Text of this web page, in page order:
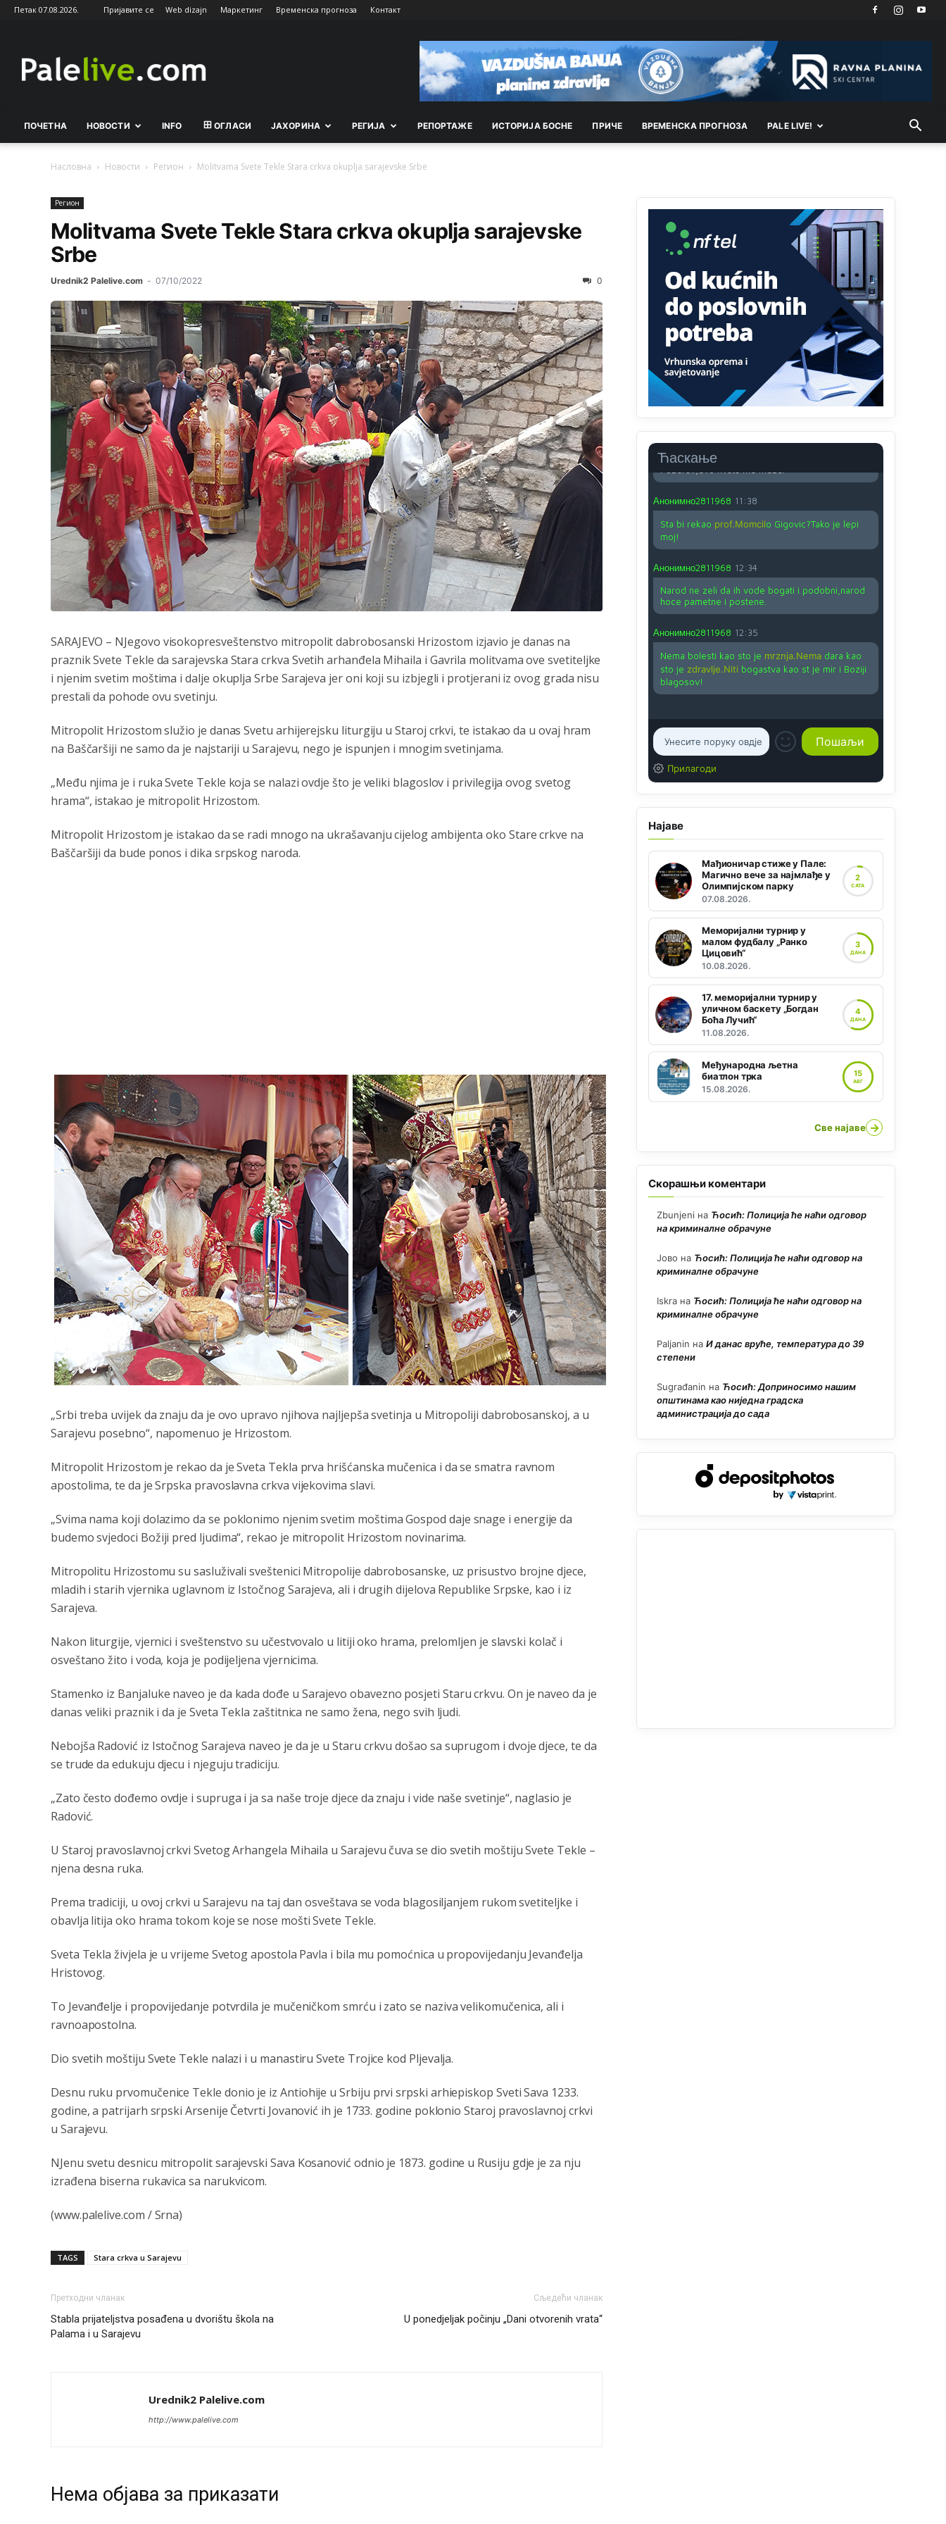
Петак 07.08.2026. Пријавите се Web dizajn Маркетинг Временска прогноза Контакт
ПОЧЕТНА НОВОСТИ INFO ОГЛАСИ ЈАХОРИНА РEГИЈА РEПОРТАЖE ИСТОРИЈА БОСНЕ ПРИЧЕ ВРEМEНСКА ПРОГНОЗА PALE LIVE!
Насловна Новости Рeгион Molitvama Svete Tekle Stara crkva okuplja sarajevske Srbe
Рeгион
Molitvama Svete Tekle Stara crkva okuplja sarajevske
Srbe
Urednik2 Palelive.com - 07/10/2022 0
SARAJEVO – NJegovo visokopresveštenstvo mitropolit dabrobosanski Hrizostom izjavio je danas na
praznik Svete Tekle da sarajevska Stara crkva Svetih arhanđela Mihaila i Gavrila molitvama ove svetiteljke
i njenim svetim moštima i dalje okuplja Srbe Sarajeva jer oni koji su izbjegli i protjerani iz ovog grada nisu
prestali da pohode ovu svetinju.
Mitropolit Hrizostom služio je danas Svetu arhijerejsku liturgiju u Staroj crkvi, te istakao da u ovaj hram
na Baščaršiji ne samo da je najstariji u Sarajevu, nego je ispunjen i mnogim svetinjama.
„Među njima je i ruka Svete Tekle koja se nalazi ovdje što je veliki blagoslov i privilegija ovog svetog
hrama“, istakao je mitropolit Hrizostom.
Mitropolit Hrizostom je istakao da se radi mnogo na ukrašavanju cijelog ambijenta oko Stare crkve na
Baščaršiji da bude ponos i dika srpskog naroda.
„Srbi treba uvijek da znaju da je ovo upravo njihova najljepša svetinja u Mitropoliji dabrobosanskoj, a u
Sarajevu posebno“, napomenuo je Hrizostom.
Mitropolit Hrizostom je rekao da je Sveta Tekla prva hrišćanska mučenica i da se smatra ravnom
apostolima, te da je Srpska pravoslavna crkva vijekovima slavi.
„Svima nama koji dolazimo da se poklonimo njenim svetim moštima Gospod daje snage i energije da
budemo svjedoci Božiji pred ljudima“, rekao je mitropolit Hrizostom novinarima.
Mitropolitu Hrizostomu su sasluživali sveštenici Mitropolije dabrobosanske, uz prisustvo brojne djece,
mladih i starih vjernika uglavnom iz Istočnog Sarajeva, ali i drugih dijelova Republike Srpske, kao i iz
Sarajeva.
Nakon liturgije, vjernici i sveštenstvo su učestvovalo u litiji oko hrama, prelomljen je slavski kolač i
osveštano žito i voda, koja je podijeljena vjernicima.
Stamenko iz Banjaluke naveo je da kada dođe u Sarajevo obavezno posjeti Staru crkvu. On je naveo da je
danas veliki praznik i da je Sveta Tekla zaštitnica ne samo žena, nego svih ljudi.
Nebojša Radović iz Istočnog Sarajeva naveo je da je u Staru crkvu došao sa suprugom i dvoje djece, te da
se trude da edukuju djecu i njeguju tradiciju.
„Zato često dođemo ovdje i supruga i ja sa naše troje djece da znaju i vide naše svetinje“, naglasio je
Radović.
U Staroj pravoslavnoj crkvi Svetog Arhangela Mihaila u Sarajevu čuva se dio svetih moštiju Svete Tekle –
njena desna ruka.
Prema tradiciji, u ovoj crkvi u Sarajevu na taj dan osveštava se voda blagosiljanjem rukom svetiteljke i
obavlja litija oko hrama tokom koje se nose mošti Svete Tekle.
Sveta Tekla živjela je u vrijeme Svetog apostola Pavla i bila mu pomoćnica u propovijedanju Jevanđelja
Hristovog.
To Jevanđelje i propovijedanje potvrdila je mučeničkom smrću i zato se naziva velikomučenica, ali i
ravnoapostolna.
Dio svetih moštiju Svete Tekle nalazi i u manastiru Svete Trojice kod Pljevalja.
Desnu ruku prvomučenice Tekle donio je iz Antiohije u Srbiju prvi srpski arhiepiskop Sveti Sava 1233.
godine, a patrijarh srpski Arsenije Četvrti Jovanović ih je 1733. godine poklonio Staroj pravoslavnoj crkvi
u Sarajevu.
NJenu svetu desnicu mitropolit sarajevski Sava Kosanović odnio je 1873. godine u Rusiju gdje je za nju
izrađena biserna rukavica sa narukvicom.
(www.palelive.com / Srna)
TAGS Stara crkva u Sarajevu
Претходни чланак
Stabla prijateljstva posađena u dvorištu škola na
Palama i u Sarajevu
Сљедећи чланак
U ponedjeljak počinju „Dani otvorenih vrata“
Urednik2 Palelive.com
http://www.palelive.com
Нeма објава за приказати
Ћаскање
Анонимно2806721 јуче 2:27
Kuniocu ide q u guz...
Анонимно2808843 јуче
reconquista
vjeka,neko rece za Radovana i Ratka kaki su oni
srbi...i poce dalje da besjedi znam ja dobro sta je
bilo u Ag-ci...
Анонимно2810587
Proguglajte
Анонимно2810587 11:21
O kako su cudni lvi ljudi,uzeli bi sve da mogu...a
ja srce svima fajem,radujem se tudjoj sreci.I ko
ima i ko nema na iso ce mjesto leci!
Анонимно2810587
Nije u svijetu problem,nahraniti siromasnd,kako
nahraniti bogate!?
Анонимно2810587
Анонимно2811968 11:38
Sta bi rekao prof.Momcilo Gigovic?Tako je lepi
moj!
Анонимно2811968 12:34
Narod ne zeli da ih vode bogati i podobni,narod
hoce pametne i postene.
Анонимно2811968 12:35
Nema bolesti kao sto je mrznja.Nemadara kao
sto je zdravlje.Niti bogastva kao st je mir i Boziji
blagosov!
Прилагоди
Најаве
Мађионичар стиже у Пале:
Магично вече за најмлађе у
Олимпијском парку
07.08.2026.
2
САТА
Меморијални турнир у
малом фудбалу „Ранко
Цицовић“
10.08.2026.
3
ДАНА
17. меморијални турнир у
уличном баскету „Богдан
Боћа Лучић“
11.08.2026.
4
ДАНА
Међународна љетна
биатлон трка
15.08.2026.
15
АВГ
Све најаве →
Скорашњи коментари
Zbunjeni на Ћосић: Полиција ће наћи одговор
на криминалне обрачуне
Јово на Ћосић: Полиција ће наћи одговор на
криминалне обрачуне
Iskra на Ћосић: Полиција ће наћи одговор на
криминалне обрачуне
Paljanin на И данас вруће, температура до 39
степени
Sugrađanin на Ћосић: Доприносимо нашим
општинама као ниједна градска
администрација до сада